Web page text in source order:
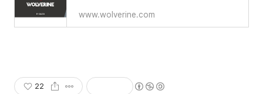
www.wolverine.com
22